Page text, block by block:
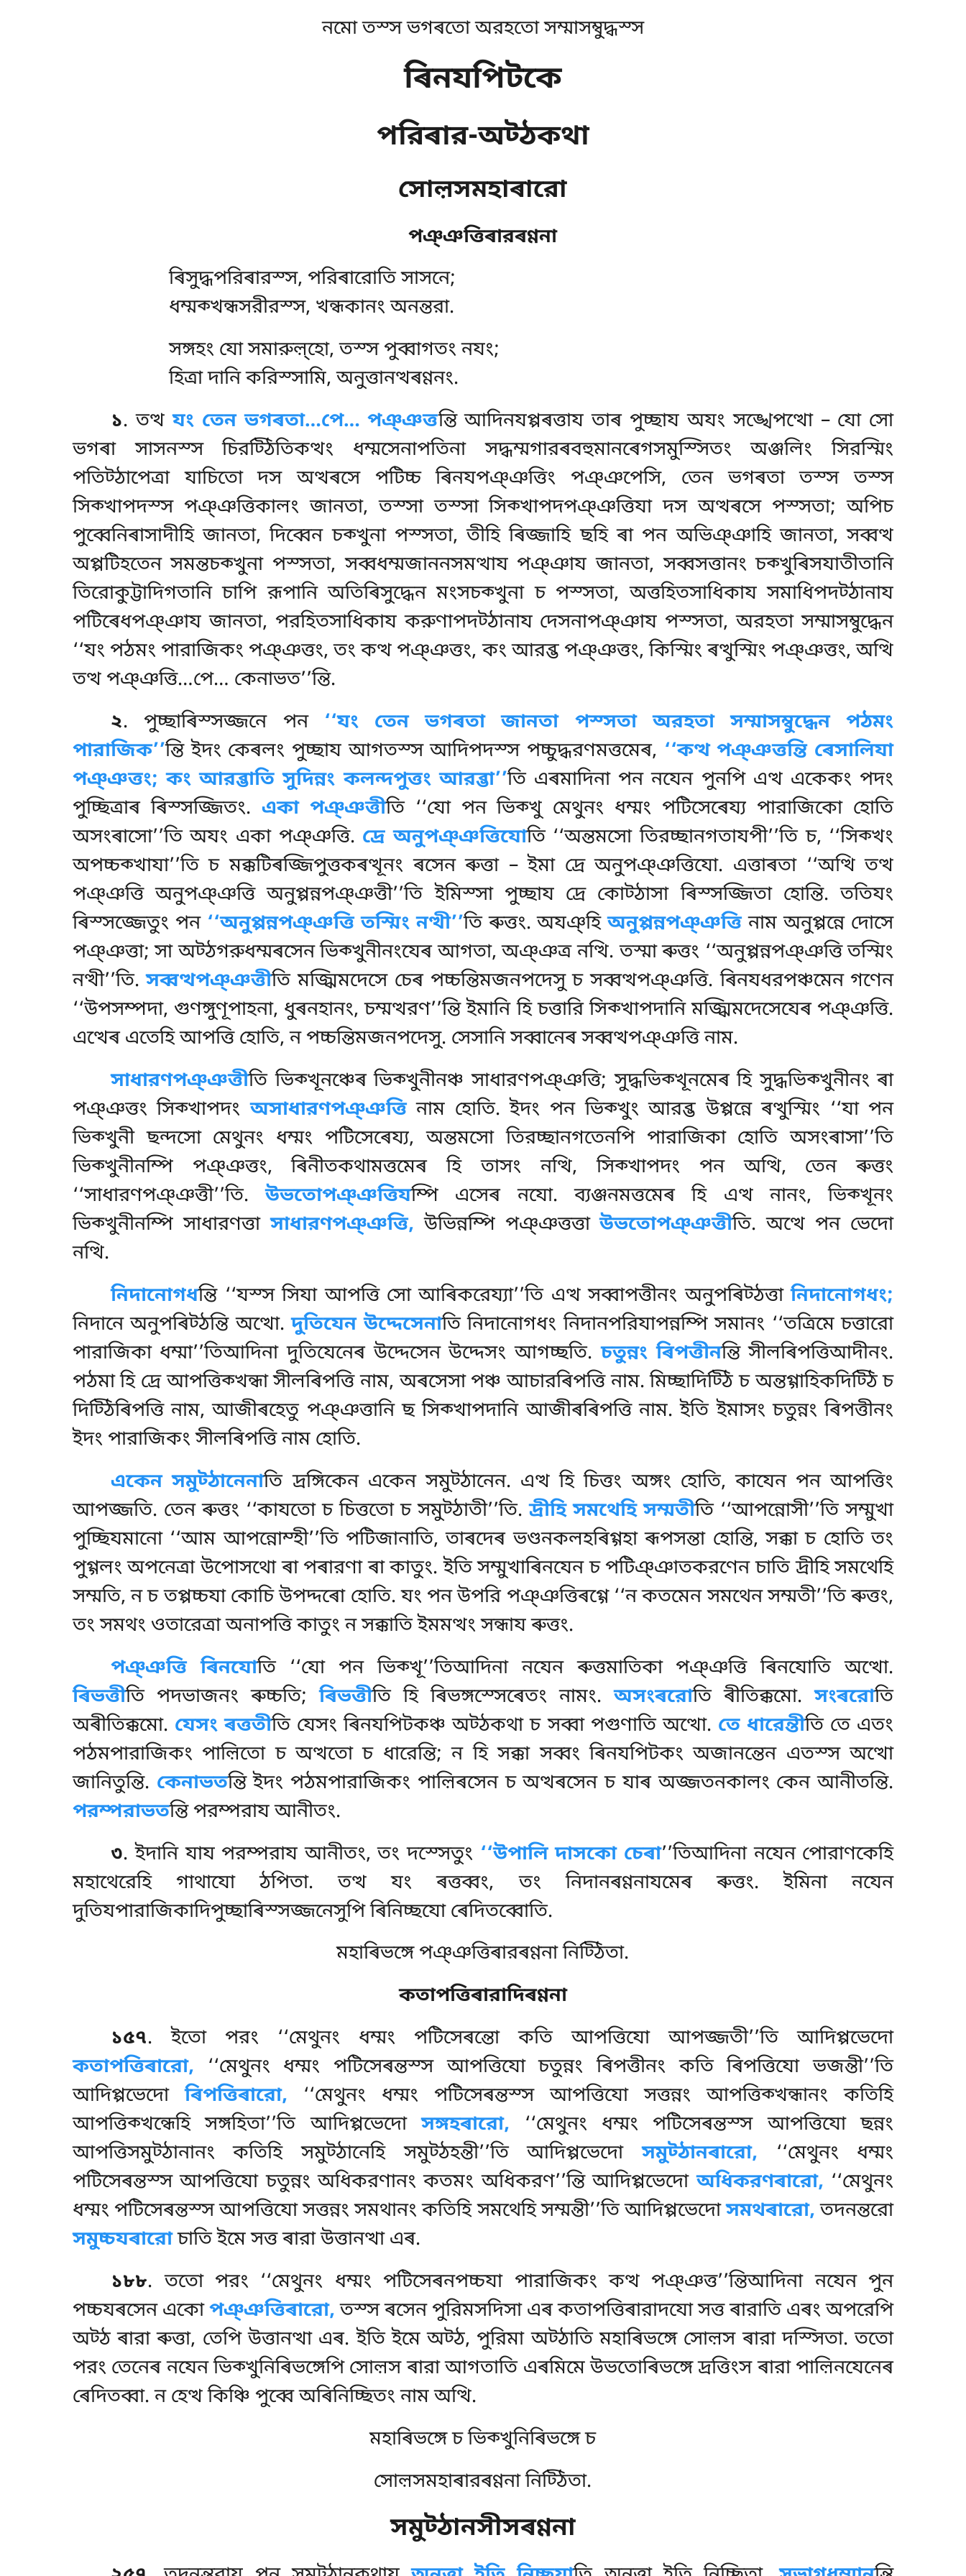
নমো তস্স ভগৰতো অরহতো সম্মাসম্বুদ্ধস্স
ৰিনযপিটকে
পরিৰার-অট্ঠকথা
সোল়সমহাৰারো
পঞ্ঞত্তিৰারৰণ্ণনা
ৰিসুদ্ধপরিৰারস্স, পরিৰারোতি সাসনে;
ধম্মক্খন্ধসরীরস্স, খন্ধকানং অনন্তরা.
সঙ্গহং যো সমারুল়্হো, তস্স পুব্বাগতং নযং;
হিত্ৰা দানি করিস্সামি, অনুত্তানত্থৰণ্ণনং.
১. তত্থযং তেন ভগৰতা…পে… পঞ্ঞত্তন্তি আদিনযপ্পৰত্তায তাৰ পুচ্ছায অযং সঙ্খেপত্থো – যো সো
ভগৰা সাসনস্স চিরট্ঠিতিকত্থং ধম্মসেনাপতিনা সদ্ধম্মগারৰবহুমানৰেগসমুস্সিতং অঞ্জলিং সিরস্মিং
পতিট্ঠাপেত্ৰা যাচিতো দস অত্থৰসে পটিচ্চ ৰিনযপঞ্ঞত্তিং পঞ্ঞপেসি, তেন ভগৰতা তস্স তস্স
সিক্খাপদস্স পঞ্ঞত্তিকালং জানতা, তস্সা তস্সা সিক্খাপদপঞ্ঞত্তিযা দস অত্থৰসে পস্সতা; অপিচ
পুব্বেনিৰাসাদীহি জানতা, দিব্বেন চক্খুনা পস্সতা, তীহি ৰিজ্জাহি ছহি ৰা পন অভিঞ্ঞাহি জানতা, সব্বত্থ
অপ্পটিহতেন সমন্তচক্খুনা পস্সতা, সব্বধম্মজাননসমত্থায পঞ্ঞায জানতা, সব্বসত্তানং চক্খুৰিসযাতীতানি
তিরোকুট্টাদিগতানি চাপি রূপানি অতিৰিসুদ্ধেন মংসচক্খুনা চ পস্সতা, অত্তহিতসাধিকায সমাধিপদট্ঠানায
পটিৰেধপঞ্ঞায জানতা, পরহিতসাধিকায করুণাপদট্ঠানায দেসনাপঞ্ঞায পস্সতা, অরহতা সম্মাসম্বুদ্ধেন
‘‘যং পঠমং পারাজিকং পঞ্ঞত্তং, তং কত্থ পঞ্ঞত্তং, কং আরব্ভ পঞ্ঞত্তং, কিস্মিং ৰত্থুস্মিং পঞ্ঞত্তং, অত্থি
তত্থ পঞ্ঞত্তি…পে… কেনাভত’’ন্তি.
২. পুচ্ছাৰিস্সজ্জনে পন ‘‘যং তেন ভগৰতা জানতা পস্সতা অরহতা সম্মাসম্বুদ্ধেন পঠমং
পারাজিক’’ন্তি ইদং কেৰলং পুচ্ছায আগতস্স আদিপদস্স পচ্চুদ্ধরণমত্তমেৰ, ‘‘কত্থ পঞ্ঞত্তন্তি ৰেসালিযা
পঞ্ঞত্তং; কং আরব্ভাতি সুদিন্নং কলন্দপুত্তং আরব্ভা’’তি এৰমাদিনা পন নযেন পুনপি এত্থ একেকং পদং
পুচ্ছিত্ৰাৰ ৰিস্সজ্জিতং. একা পঞ্ঞত্তীতি ‘‘যো পন ভিক্খু মেথুনং ধম্মং পটিসেৰেয্য পারাজিকো হোতি
অসংৰাসো’’তি অযং একা পঞ্ঞত্তি. দ্ৰে অনুপঞ্ঞত্তিযোতি ‘‘অন্তমসো তিরচ্ছানগতাযপী’’তি চ, ‘‘সিক্খং
অপচ্চক্খাযা’’তি চ মক্কটিৰজ্জিপুত্তকৰত্থূনং ৰসেন ৰুত্তা – ইমা দ্ৰে অনুপঞ্ঞত্তিযো. এত্তাৰতা ‘‘অত্থি তত্থ
পঞ্ঞত্তি অনুপঞ্ঞত্তি অনুপ্পন্নপঞ্ঞত্তী’’তি ইমিস্সা পুচ্ছায দ্ৰে কোট্ঠাসা ৰিস্সজ্জিতা হোন্তি. ততিযং
ৰিস্সজ্জেতুং পন ‘‘অনুপ্পন্নপঞ্ঞত্তি তস্মিং নত্থী’’তি ৰুত্তং. অযঞ্হিঅনুপ্পন্নপঞ্ঞত্তিনাম অনুপ্পন্নে দোসে
পঞ্ঞত্তা; সা অট্ঠগরুধম্মৰসেন ভিক্খুনীনংযেৰ আগতা, অঞ্ঞত্র নত্থি. তস্মা ৰুত্তং ‘‘অনুপ্পন্নপঞ্ঞত্তি তস্মিং
নত্থী’’তি.সব্বত্থপঞ্ঞত্তীতি মজ্ঝিমদেসে চেৰ পচ্চন্তিমজনপদেসু চ সব্বত্থপঞ্ঞত্তি. ৰিনযধরপঞ্চমেন গণেন
‘‘উপসম্পদা, গুণঙ্গুণূপাহনা, ধুৰনহানং, চম্মত্থরণ’’ন্তি ইমানি হি চত্তারি সিক্খাপদানি মজ্ঝিমদেসেযেৰ পঞ্ঞত্তি.
এত্থেৰ এতেহি আপত্তি হোতি, ন পচ্চন্তিমজনপদেসু. সেসানি সব্বানেৰ সব্বত্থপঞ্ঞত্তি নাম.
সাধারণপঞ্ঞত্তীতিভিক্খূনঞ্চেৰ ভিক্খুনীনঞ্চ সাধারণপঞ্ঞত্তি; সুদ্ধভিক্খূনমেৰ হি সুদ্ধভিক্খুনীনং ৰা
পঞ্ঞত্তং সিক্খাপদংঅসাধারণপঞ্ঞত্তিনাম হোতি. ইদং পন ভিক্খুং আরব্ভ উপ্পন্নে ৰত্থুস্মিং ‘‘যা পন
ভিক্খুনী ছন্দসো মেথুনং ধম্মং পটিসেৰেয্য, অন্তমসো তিরচ্ছানগতেনপি পারাজিকা হোতি অসংৰাসা’’তি
ভিক্খুনীনম্পি পঞ্ঞত্তং, ৰিনীতকথামত্তমেৰ হি তাসং নত্থি, সিক্খাপদং পন অত্থি, তেন ৰুত্তং
‘‘সাধারণপঞ্ঞত্তী’’তি.উভতোপঞ্ঞত্তিযম্পি এসেৰ নযো. ব্যঞ্জনমত্তমেৰ হি এত্থ নানং, ভিক্খূনং
ভিক্খুনীনম্পি সাধারণত্তাসাধারণপঞ্ঞত্তি, উভিন্নম্পি পঞ্ঞত্তত্তাউভতোপঞ্ঞত্তীতি. অত্থে পন ভেদো
নত্থি.
নিদানোগধন্তি ‘‘যস্স সিযা আপত্তি সো আৰিকরেয্যা’’তি এত্থ সব্বাপত্তীনং অনুপৰিট্ঠত্তানিদানোগধং;
নিদানে অনুপৰিট্ঠন্তি অত্থো.দুতিযেন উদ্দেসেনাতি নিদানোগধং নিদানপরিযাপন্নম্পি সমানং ‘‘তত্রিমে চত্তারো
পারাজিকা ধম্মা’’তিআদিনা দুতিযেনেৰ উদ্দেসেন উদ্দেসং আগচ্ছতি.চতুন্নং ৰিপত্তীনন্তি সীলৰিপত্তিআদীনং.
পঠমা হি দ্ৰে আপত্তিক্খন্ধা সীলৰিপত্তি নাম, অৰসেসা পঞ্চ আচারৰিপত্তি নাম. মিচ্ছাদিট্ঠি চ অন্তগ্গাহিকদিট্ঠি চ
দিট্ঠিৰিপত্তি নাম, আজীৰহেতু পঞ্ঞত্তানি ছ সিক্খাপদানি আজীৰৰিপত্তি নাম. ইতি ইমাসং চতুন্নং ৰিপত্তীনং
ইদং পারাজিকং সীলৰিপত্তি নাম হোতি.
একেন সমুট্ঠানেনাতি দ্ৰঙ্গিকেন একেন সমুট্ঠানেন. এত্থ হি চিত্তং অঙ্গং হোতি, কাযেন পন আপত্তিং
আপজ্জতি. তেন ৰুত্তং ‘‘কাযতো চ চিত্ততো চ সমুট্ঠাতী’’তি.দ্ৰীহি সমথেহি সম্মতীতি ‘‘আপন্নোসী’’তি সম্মুখা
পুচ্ছিযমানো ‘‘আম আপন্নোম্হী’’তি পটিজানাতি, তাৰদেৰ ভণ্ডনকলহৰিগ্গহা ৰূপসন্তা হোন্তি, সক্কা চ হোতি তং
পুগ্গলং অপনেত্ৰা উপোসথো ৰা পৰারণা ৰা কাতুং. ইতি সম্মুখাৰিনযেন চ পটিঞ্ঞাতকরণেন চাতি দ্ৰীহি সমথেহি
সম্মতি, ন চ তপ্পচ্চযা কোচি উপদ্দৰো হোতি. যং পন উপরি পঞ্ঞত্তিৰগ্গে ‘‘ন কতমেন সমথেন সম্মতী’’তি ৰুত্তং,
তং সমথং ওতারেত্ৰা অনাপত্তি কাতুং ন সক্কাতি ইমমত্থং সন্ধায ৰুত্তং.
পঞ্ঞত্তি ৰিনযোতি ‘‘যো পন ভিক্খূ’’তিআদিনা নযেন ৰুত্তমাতিকা পঞ্ঞত্তি ৰিনযোতি অত্থো.
ৰিভত্তীতি পদভাজনং ৰুচ্চতি;ৰিভত্তীতি হি ৰিভঙ্গস্সেৰেতং নামং.অসংৰরোতিৰীতিক্কমো.সংৰরোতি
অৰীতিক্কমো. যেসং ৰত্ততীতি যেসং ৰিনযপিটকঞ্চ অট্ঠকথা চ সব্বা পগুণাতি অত্থো. তে ধারেন্তীতি তে এতং
পঠমপারাজিকংপাল়িতো চ অত্থতো চ ধারেন্তি; ন হি সক্কা সব্বং ৰিনযপিটকং অজানন্তেন এতস্স অত্থো
জানিতুন্তি. কেনাভতন্তি ইদং পঠমপারাজিকং পাল়িৰসেন চ অত্থৰসেন চ যাৰ অজ্জতনকালং কেন আনীতন্তি.
পরম্পরাভতন্তি পরম্পরায আনীতং.
৩. ইদানি যায পরম্পরায আনীতং, তং দস্সেতুং ‘‘উপালি দাসকো চেৰা’’তিআদিনা নযেন পোরাণকেহি
মহাথেরেহি গাথাযো ঠপিতা. তত্থ যং ৰত্তব্বং, তং নিদানৰণ্ণনাযমেৰ ৰুত্তং. ইমিনা নযেন
দুতিযপারাজিকাদিপুচ্ছাৰিস্সজ্জনেসুপি ৰিনিচ্ছযো ৰেদিতব্বোতি.
মহাৰিভঙ্গে পঞ্ঞত্তিৰারৰণ্ণনা নিট্ঠিতা.
কতাপত্তিৰারাদিৰণ্ণনা
১৫৭. ইতো পরং ‘‘মেথুনং ধম্মং পটিসেৰন্তো কতি আপত্তিযো আপজ্জতী’’তি আদিপ্পভেদো
কতাপত্তিৰারো, ‘‘মেথুনং ধম্মং পটিসেৰন্তস্স আপত্তিযো চতুন্নং ৰিপত্তীনং কতি ৰিপত্তিযো ভজন্তী’’তি
আদিপ্পভেদোৰিপত্তিৰারো, ‘‘মেথুনং ধম্মং পটিসেৰন্তস্স আপত্তিযো সত্তন্নং আপত্তিক্খন্ধানং কতিহি
আপত্তিক্খন্ধেহি সঙ্গহিতা’’তি আদিপ্পভেদোসঙ্গহৰারো, ‘‘মেথুনং ধম্মং পটিসেৰন্তস্স আপত্তিযো ছন্নং
আপত্তিসমুট্ঠানানং কতিহি সমুট্ঠানেহি সমুট্ঠহন্তী’’তি আদিপ্পভেদোসমুট্ঠানৰারো, ‘‘মেথুনং ধম্মং
পটিসেৰন্তস্স আপত্তিযো চতুন্নং অধিকরণানং কতমং অধিকরণ’’ন্তি আদিপ্পভেদোঅধিকরণৰারো, ‘‘মেথুনং
ধম্মং পটিসেৰন্তস্স আপত্তিযো সত্তন্নং সমথানং কতিহি সমথেহি সম্মন্তী’’তি আদিপ্পভেদোসমথৰারো,তদনন্তরো
সমুচ্চযৰারোচাতি ইমে সত্ত ৰারা উত্তানত্থা এৰ.
১৮৮. ততো পরং ‘‘মেথুনং ধম্মং পটিসেৰনপচ্চযা পারাজিকং কত্থ পঞ্ঞত্ত’’ন্তিআদিনা নযেন পুন
পচ্চযৰসেন একোপঞ্ঞত্তিৰারো,তস্স ৰসেন পুরিমসদিসা এৰ কতাপত্তিৰারাদযো সত্ত ৰারাতি এৰং অপরেপি
অট্ঠ ৰারা ৰুত্তা, তেপি উত্তানত্থা এৰ. ইতি ইমে অট্ঠ, পুরিমা অট্ঠাতি মহাৰিভঙ্গে সোল়স ৰারা দস্সিতা. ততো
পরং তেনেৰ নযেন ভিক্খুনিৰিভঙ্গেপিসোল়স ৰারা আগতাতি এৰমিমে উভতোৰিভঙ্গে দ্ৰত্তিংস ৰারা পাল়িনযেনেৰ
ৰেদিতব্বা. ন হেত্থ কিঞ্চি পুব্বে অৰিনিচ্ছিতং নাম অত্থি.
মহাৰিভঙ্গে চ ভিক্খুনিৰিভঙ্গে চ
সোল়সমহাৰারৰণ্ণনা নিট্ঠিতা.
সমুট্ঠানসীসৰণ্ণনা